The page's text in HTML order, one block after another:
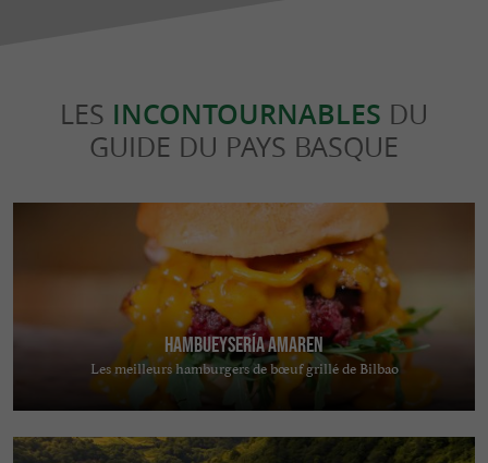
LES INCONTOURNABLES DU
GUIDE DU PAYS BASQUE
Hambueysería Amaren
Les meilleurs hamburgers de bœuf grillé de Bilbao